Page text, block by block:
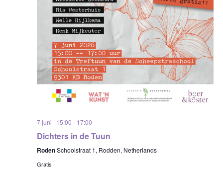
7 juni | 15:00 - 17:00
Dichters in de Tuun
RodenSchoolstraat 1, Rodden, Netherlands
Gratis